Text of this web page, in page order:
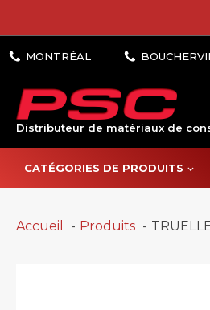
Distributeur de matériaux de
CATÉGORIES DE PRODUITS
Accueil Produits